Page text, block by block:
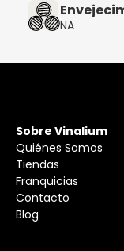
NA
Sobre Vinalium
Quiénes Somos
Tiendas
Franquicias
Contacto
Blog